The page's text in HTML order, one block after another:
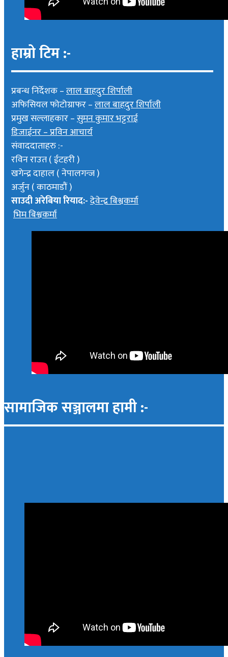
हाम्रो टिम :-
प्रबन्ध निर्देशक –लाल बाहदुर शिर्पाली
अफिसियल फोटोग्राफर –लाल बाहदुर शिर्पाली
प्रमुख सल्लाहकार –सुमन कुमार भट्टराई
डिजाईनर – प्रविन आचार्य
संवाददाताहरु :-
रविन राउत ( ईटहरी )
खगेन्द्र दाहाल ( नेपालगन्ज )
अर्जुन ( काठमाडौं )
साउदी अरेबिया रियाद:-देवेन्द्र बिश्वकर्मा
भिम बिश्वकर्मा
सामाजिक सञ्जालमा हामी :-